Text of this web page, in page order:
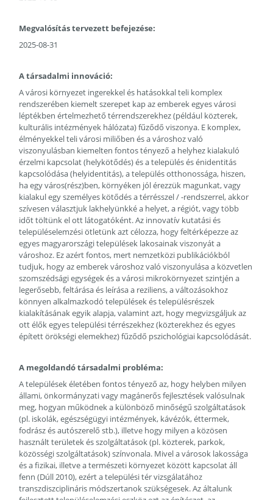
Megvalósítás tervezett befejezése:
2025-08-31
A társadalmi innováció:
A városi környezet ingerekkel és hatásokkal teli komplex
rendszerében kiemelt szerepet kap az emberek egyes városi
léptékben értelmezhető térrendszerekhez (például közterek,
kulturális intézmények hálózata) fűződő viszonya. E komplex,
élményekkel teli városi miliőben és a városhoz való
viszonyulásban kiemelten fontos tényező a helyhez kialakuló
érzelmi kapcsolat (helykötődés) és a település és énidentitás
kapcsolódása (helyidentitás), a település otthonossága, hiszen,
ha egy város(rész)ben, környéken jól érezzük magunkat, vagy
kialakul egy személyes kötődés a térrésszel / -rendszerrel, akkor
szívesen választjuk lakhelyünkké a helyet, a régiót, vagy több
időt töltünk el ott látogatóként. Az innovatív kutatási és
településelemzési ötletünk azt célozza, hogy feltérképezze az
egyes magyarországi települések lakosainak viszonyát a
városhoz. Ez azért fontos, mert nemzetközi publikációkból
tudjuk, hogy az emberek városhoz való viszonyulása a közvetlen
szomszédsági egységek és a városi mikrokörnyezet szintjén a
legerősebb, feltárása és leírása a reziliens, a változásokhoz
könnyen alkalmazkodó települések és településrészek
kialakításának egyik alapja, valamint azt, hogy megvizsgáljuk az
ott élők egyes települési térrészekhez (közterekhez és egyes
épített örökségi elemekhez) fűződő pszichológiai kapcsolódását.
A megoldandó társadalmi probléma:
A települések életében fontos tényező az, hogy helyben milyen
állami, önkormányzati vagy magánerős fejlesztések valósulnak
meg, hogyan működnek a különböző minőségű szolgáltatások
(pl. iskolák, egészségügyi intézmények, kávézók, éttermek,
fodrász és autószerelő stb.), illetve hogy milyen a közösen
használt területek és szolgáltatások (pl. közterek, parkok,
közösségi szolgáltatások) színvonala. Mivel a városok lakossága
és a fizikai, illetve a természeti környezet között kapcsolat áll
fenn (Dúll 2010), ezért a települési tér vizsgálatához
transzdiszciplináris módszertanok szükségesek. Az általunk